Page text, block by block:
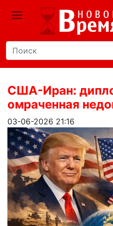
США-Иран:
омраченная
03-06-2026 21:16